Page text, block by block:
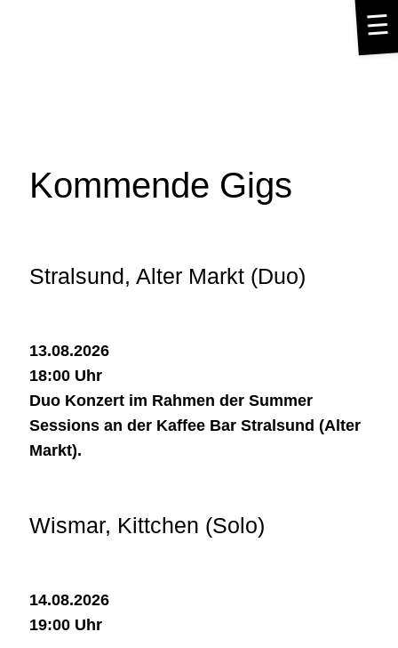
☰
Kommende Gigs
Stralsund, Alter Markt (Duo)
13.08.2026
18:00 Uhr
Duo Konzert im Rahmen der Summer
Sessions an der Kaffee Bar Stralsund (Alter
Markt).
Wismar, Kittchen (Solo)
14.08.2026
19:00 Uhr